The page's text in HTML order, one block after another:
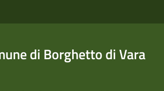
di Borghetto di Vara